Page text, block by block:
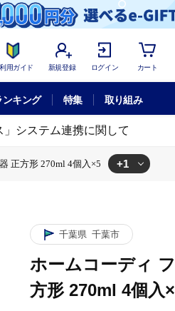
用ガイド 新規登録 ログイン カート
ンキング 特集 取り組み
」システム連携に関して
正方形 270ml 4個入×5 +1
千葉県 千葉市
ホームコーディ
方形 270ml 4個入